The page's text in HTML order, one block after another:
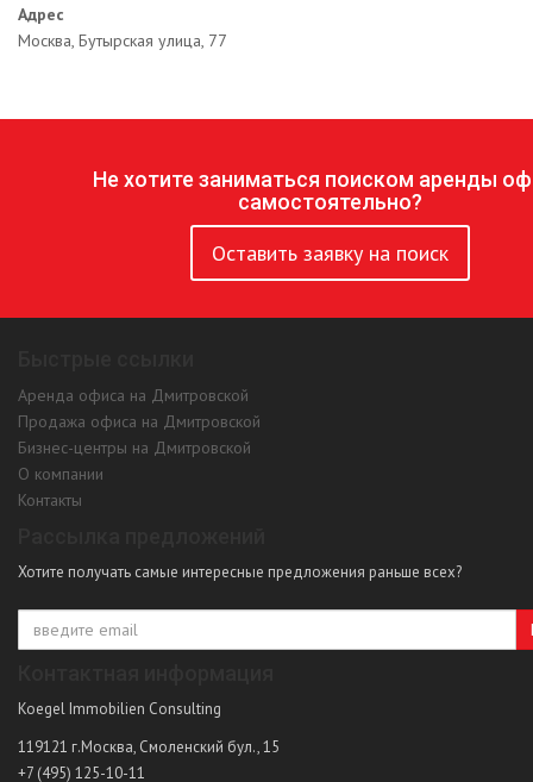
Адрес
Москва, Бутырская улица, 77
Не хотите заниматься поиском аренды
самостоятельно?
Оставить заявку на поиск
Аренда офиса на Дмитровской
Продажа офиса на Дмитровской
Бизнес-центры на Дмитровской
О компании
Контакты
Хотите получать самые интересные предложения раньше всех?
Koegel Immobilien Consulting
119121 г.Москва, Смоленский бул., 15
+7 (495) 125-10-11